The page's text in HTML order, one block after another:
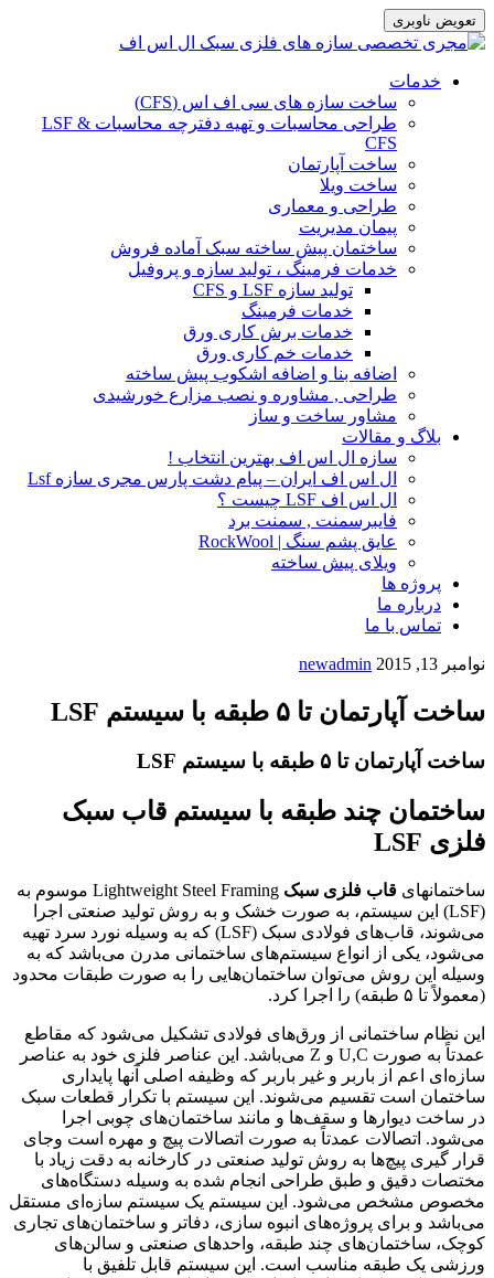
تعویض ناوبری
رفتن
خدمات
ساخت سازه های سی اف اس (CFS)
طراحی محاسبات و تهیه دفترچه محاسبات LSF &
CFS
ساخت آپارتمان
ساخت ویلا
طراحی و معماری
پیمان مدیریت
ساختمان پیش ساخته سبک آماده فروش
خدمات فرمینگ ، تولید سازه و پروفیل
تولید سازه LSF و CFS
خدمات فرمینگ
خدمات برش کاری ورق
خدمات خم کاری ورق
اضافه بنا و اضافه اشکوب پیش ساخته
طراحی , مشاوره و نصب مزارع خورشیدی
مشاور ساخت و ساز
بلاگ و مقالات
سازه ال اس اف بهترین انتخاب !
ال اس اف ایران – پیام دشت پارس مجری سازه Lsf
ال اس اف LSF چیست ؟
فایبرسمنت , سمنت برد
عایق پشم سنگ | RockWool
ویلای پیش ساخته
پروژه ها
درباره ما
تماس با ما
نوامبر 13, 2015 newadmin
ساخت آپارتمان تا ۵ طبقه با سیستم LSF
ساخت آپارتمان تا ۵ طبقه با سیستم LSF
ساختمان چند طبقه با سیستم قاب سبک
فلزی LSF
ساختمانهای قاب فلزی سبک
Lightweight Steel Framing موسوم به
(LSF) این سیستم، به صورت خشک و به روش تولید صنعتی اجرا
می‌شوند، قاب‌های فولادی سبک (LSF) که به وسیله نورد سرد تهیه
می‌شود، یکی از انواع سیستم‌های ساختمانی مدرن می‌باشد که به
وسیله این روش می‌توان ساختمان‌هایی را به صورت طبقات محدود
(معمولاً تا ۵ طبقه) را اجرا کرد.
این نظام ساختمانی از ورق‌های فولادی تشکیل می‌شود که مقاطع
عمدتاً به صورت U,C و Z می‌باشد. این عناصر فلزی خود به عناصر
سازه‌ای اعم از باربر و غیر باربر که وظیفه اصلی آنها پایداری
ساختمان است تقسیم می‌شوند. این سیستم با تکرار قطعات سبک
در ساخت دیوارها و سقف‌ها و مانند ساختمان‌های چوبی اجرا
می‌شود. اتصالات عمدتاً به صورت اتصالات پیچ و مهره است وجای
قرار گیری پیچ‌ها به روش تولید صنعتی در کارخانه به دقت زیاد با
مختصات دقیق و طبق طراحی انجام شده به وسیله دستگاه‌های
مخصوص مشخص می‌شود. این سیستم یک سیستم سازه‌ای مستقل
می‌باشد و برای پروژه‌های انبوه سازی، دفاتر و ساختمان‌های تجاری
کوچک، ساختمان‌های چند طبقه، واحدهای صنعتی و سالن‌های
ورزشی یک طبقه مناسب است. این سیستم قابل تلفیق با